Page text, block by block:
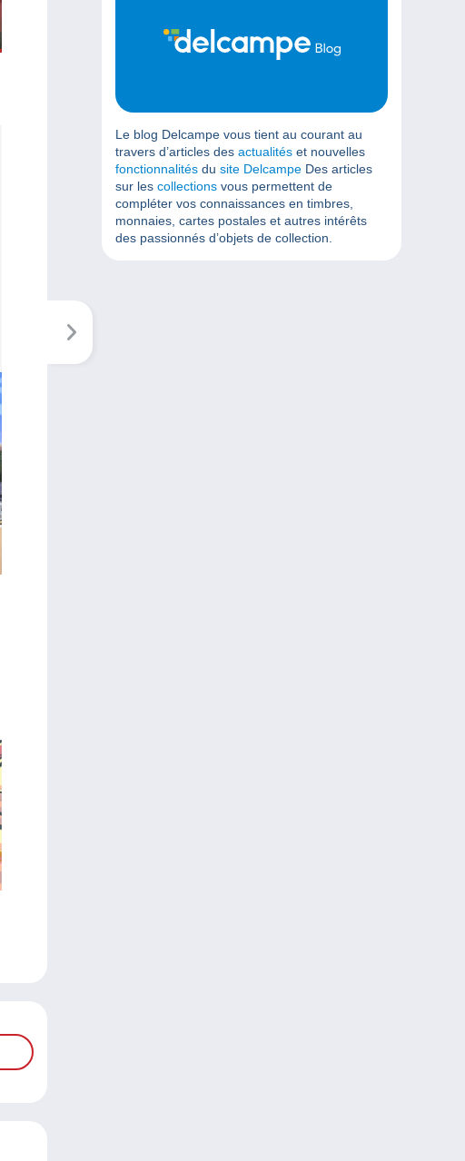
Le blog Delcampe vous tient au courant au
travers d’articles des actualités et nouvelles
fonctionnalités du site Delcampe Des articles
sur les collections vous permettent de
compléter vos connaissances en timbres,
monnaies, cartes postales et autres intérêts
des passionnés d’objets de collection.